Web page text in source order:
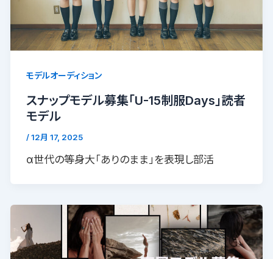
モデルオーディション
スナップモデル募集「U-15制服Days」読者
モデル
/12月 17, 2025
α世代の等身大「ありのまま」を表現し部活